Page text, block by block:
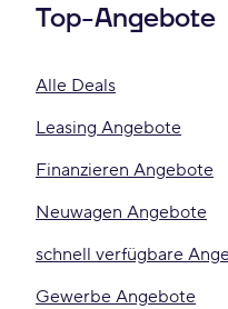
Top-Angebote
Alle Deals
Leasing Angebote
Finanzieren Angebote
Neuwagen Angebote
schnell verfügbare
Gewerbe Angebote